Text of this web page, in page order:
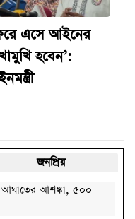
এসে আইনের
হবেন’:
জনপ্রিয়
আঘাতের আশঙ্কা, ৫০০